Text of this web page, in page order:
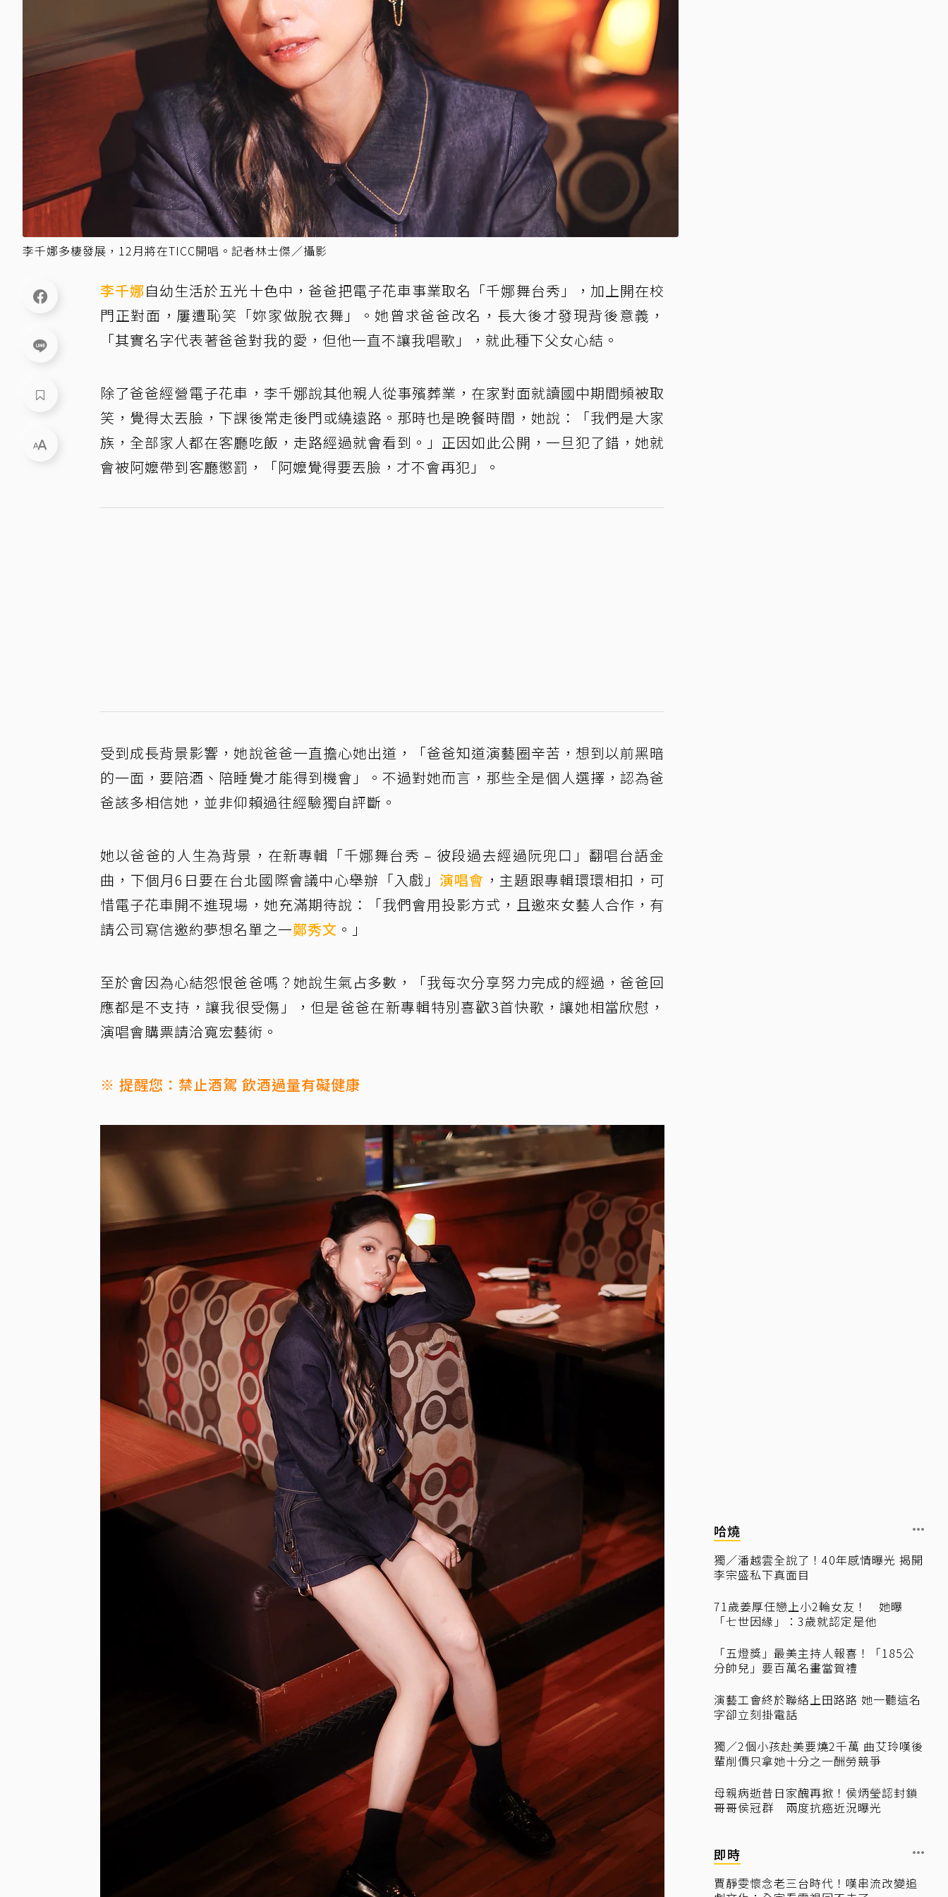
李千娜多棲發展，12月將在TICC開唱。記者林士傑／攝影
李千娜自幼生活於五光十色中，爸爸把電子花車事業取名「千娜舞台秀」，加上開在校
門正對面，屢遭恥笑「妳家做脫衣舞」。她曾求爸爸改名，長大後才發現背後意義，
「其實名字代表著爸爸對我的愛，但他一直不讓我唱歌」，就此種下父女心結。
除了爸爸經營電子花車，李千娜說其他親人從事殯葬業，在家對面就讀國中期間頻被取
笑，覺得太丟臉，下課後常走後門或繞遠路。那時也是晚餐時間，她說：「我們是大家
族，全部家人都在客廳吃飯，走路經過就會看到。」正因如此公開，一旦犯了錯，她就
會被阿嬤帶到客廳懲罰，「阿嬤覺得要丟臉，才不會再犯」。
受到成長背景影響，她說爸爸一直擔心她出道，「爸爸知道演藝圈辛苦，想到以前黑暗
的一面，要陪酒、陪睡覺才能得到機會」。不過對她而言，那些全是個人選擇，認為爸
爸該多相信她，並非仰賴過往經驗獨自評斷。
她以爸爸的人生為背景，在新專輯「千娜舞台秀 – 彼段過去經過阮兜口」翻唱台語金
曲，下個月6日要在台北國際會議中心舉辦「入戲」 演唱會 ，主題跟專輯環環相扣，可
惜電子花車開不進現場，她充滿期待說：「我們會用投影方式，且邀來女藝人合作，有
請公司寫信邀約夢想名單之一鄭秀文 。」
至於會因為心結怨恨爸爸嗎？她說生氣占多數，「我每次分享努力完成的經過，爸爸回
應都是不支持，讓我很受傷」，但是爸爸在新專輯特別喜歡3首快歌，讓她相當欣慰，
演唱會購票請洽寬宏藝術。
※ 提醒您：禁止酒駕 飲酒過量有礙健康
哈燒
獨／潘越雲全說了！40年感情曝光 揭開
李宗盛私下真面目
71歲姜厚任戀上小2輪女友！ 她曝
「七世因緣」：3歲就認定是他
「五燈獎」最美主持人報喜！「185公
分帥兒」要百萬名畫當賀禮
演藝工會終於聯絡上田路路 她一聽這名
字卻立刻掛電話
獨／2個小孩赴美要燒2千萬 曲艾玲嘆後
輩削價只拿她十分之一酬勞競爭
母親病逝昔日家醜再掀！侯炳瑩認封鎖
哥哥侯冠群 兩度抗癌近況曝光
即時
賈靜雯懷念老三台時代！嘆串流改變追